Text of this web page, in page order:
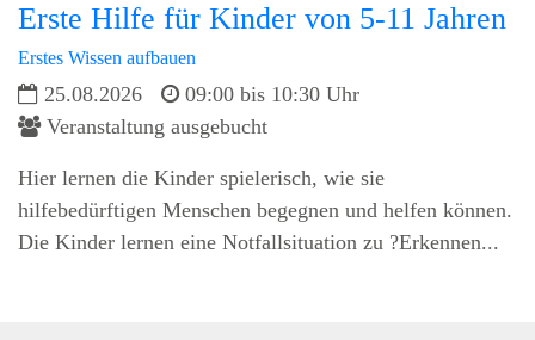
Erste Hilfe für Kinder von 5-11 Jahren
Erstes Wissen aufbauen
25.08.2026
09:00 bis 10:30 Uhr
Veranstaltung ausgebucht
Hier lernen die Kinder spielerisch, wie sie
hilfebedürftigen Menschen begegnen und helfen können.
Die Kinder lernen eine Notfallsituation zu ?Erkennen...